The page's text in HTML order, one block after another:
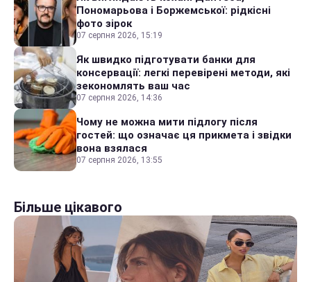
Пономарьова і Боржемської: рідкісні
фото зірок
07 серпня 2026, 15:19
Як швидко підготувати банки для
консервації: легкі перевірені методи, які
зекономлять ваш час
07 серпня 2026, 14:36
Чому не можна мити підлогу після
гостей: що означає ця прикмета і звідки
вона взялася
07 серпня 2026, 13:55
Більше цікавого